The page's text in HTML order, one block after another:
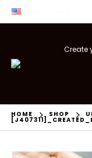
Create
HOME SHOP